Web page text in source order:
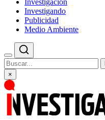
Investigación
Investigando
Publicidad
Medio Ambiente
×